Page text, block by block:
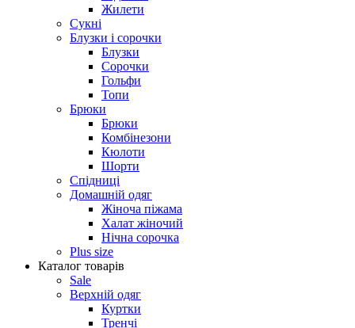
Жилети
Сукні
Блузки і сорочки
Блузки
Сорочки
Гольфи
Топи
Брюки
Брюки
Комбінезони
Кюлоти
Шорти
Спідниці
Домашній одяг
Жіноча піжама
Халат жіночий
Нічна сорочка
Plus size
Каталог товарів
Sale
Верхній одяг
Куртки
Тренчі